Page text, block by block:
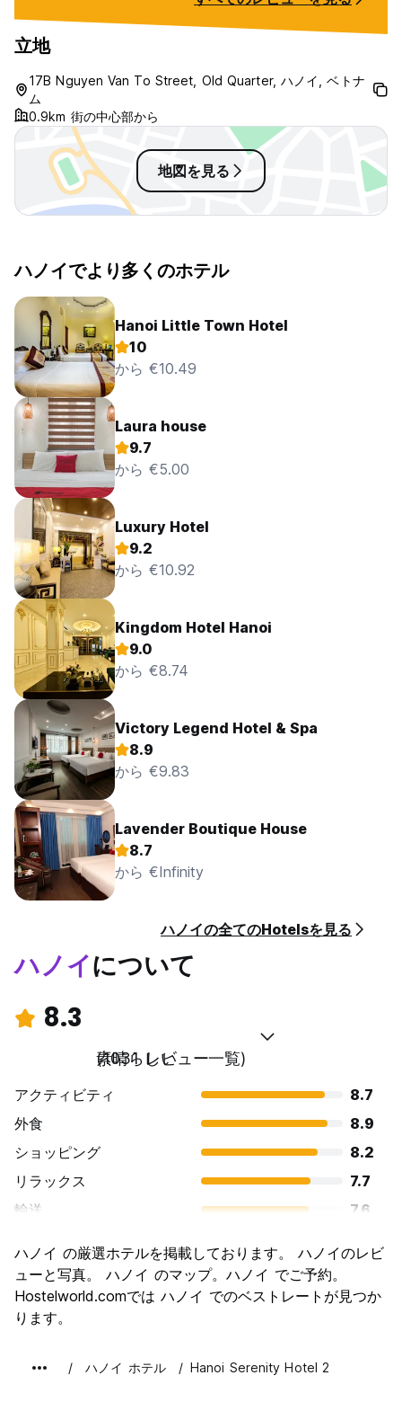
立地
17B Nguyen Van To Street, Old Quarter, ハノイ, ベトナ
ム
0.9km 街の中心部から
地図を見る
ハノイでより多くのホテル
Hanoi Little Town Hotel
10
から €10.49
Laura house
9.7
から €5.00
Luxury Hotel
9.2
から €10.92
Kingdom Hotel Hanoi
9.0
から €8.74
Victory Legend Hotel & Spa
8.9
から €9.83
Lavender Boutique House
8.7
から €Infinity
ハノイの全てのHotelsを見る
ハノイについて
8.3
素晴らしい
(1031 レビュー一覧)
アクティビティ
8.7
外食
8.9
ショッピング
8.2
リラックス
7.7
輸送
7.6
ナイトライフ
7.9
コストパフォーマンス
ハノイ の厳選ホテルを掲載しております。 ハノイのレビ
ューと写真。 ハノイ のマップ。ハノイ でご予約。
Hostelworld.comでは ハノイ でのベストレートが見つか
ります。
ハノイ ホテル Hanoi Serenity Hotel 2